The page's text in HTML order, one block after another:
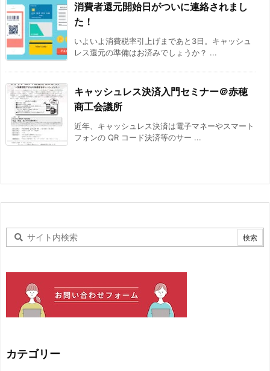
消費者還元開始日がついに連絡されまし
た！
いよいよ消費税率引上げまであと3日。キャッシュ
レス還元の準備はお済みでしょうか？ ...
キャッシュレス決済入門セミナー＠赤穂
商工会議所
近年、キャッシュレス決済は電子マネーやスマート
フォンの QR コード決済等のサー ...
カテゴリー